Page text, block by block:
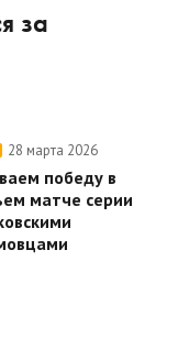
за
28 марта 2026
победу в
матче серии